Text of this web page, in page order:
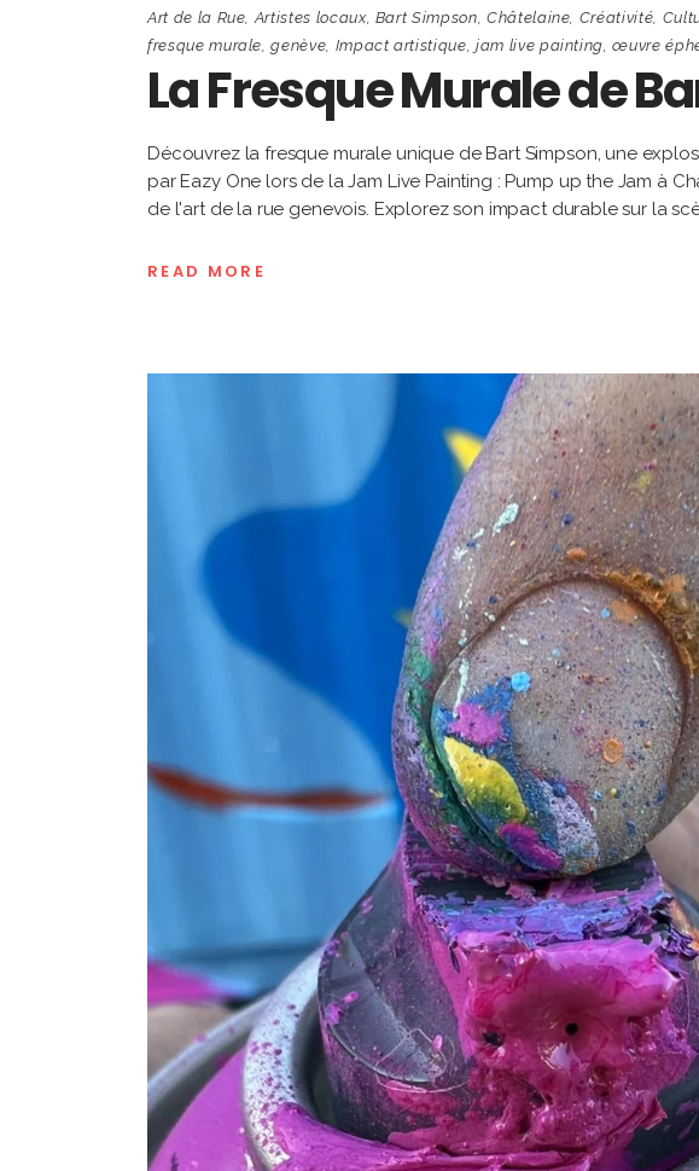
Art de la Rue Artistes locaux, Bart Simpson Châtelaine Créativité
fresque murale ,genève Impact artistique ,jam live painting ,œuvre
La Fresque Murale de
Découvrez la fresque murale unique de Bart Simpson, une
par Eazy One lors de la Jam Live Painting : Pump up the Jam à
de l'art de la rue genevois. Explorez son impact durable sur la
READ MORE